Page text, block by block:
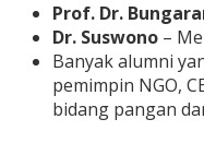
Prof. Dr.
Dr. Suswono –
Banyak alumni
pemimpin NGO,
bidang pangan